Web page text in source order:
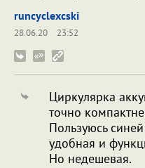
runcyclexcski
28.06.20
23:52
Циркулярка
точно
Пользуюсь
удобная и
Но недешевая.